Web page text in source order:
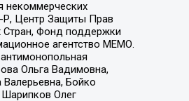
Р, Центр Защиты Прав
Стран, Фонд поддержки
агентство МЕМО.
Ольга Вадимовна,
Бойко
Шарипков Олег